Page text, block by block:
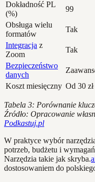
Dokładność PL
(%)
99
Obsługa wielu
formatów
Tak
Integracja z
Zoom
Tak
Bezpieczeństwo
danych
Koszt miesięczny Od 30 zł
Tabela 3: Porównanie
Źródło: Opracowanie
Podkastuj.pl
W praktyce wybór
potrzeb, budżetu i
Narzędzia takie jak skryba.
dostosowaniem do